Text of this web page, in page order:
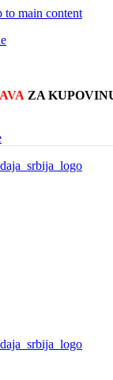
to main content
ZA